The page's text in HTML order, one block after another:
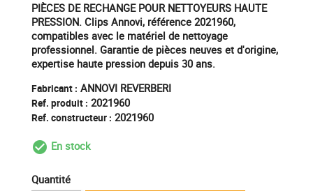
PIÈCES DE RECHANGE POUR NETTOYEURS HAUTE
PRESSION. Clips Annovi, référence 2021960,
compatibles avec le matériel de nettoyage
professionnel. Garantie de pièces neuves et d'origine,
expertise haute pression depuis 30 ans.
Fabricant : ANNOVI REVERBERI
Ref. produit : 2021960
Ref. constructeur : 2021960
check_circle_outline
En stock
Quantité